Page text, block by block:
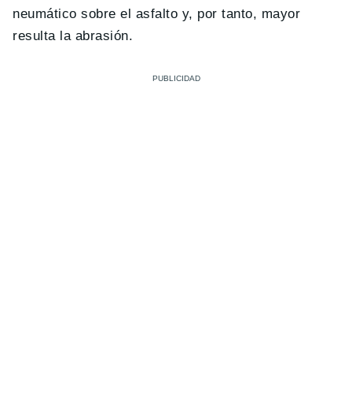
neumático sobre el asfalto y, por tanto, mayor
resulta la abrasión.